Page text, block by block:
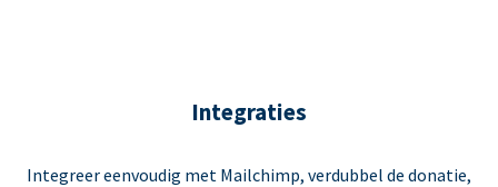
Integraties
Integreer eenvoudig met Mailchimp, verdubbel de donatie,